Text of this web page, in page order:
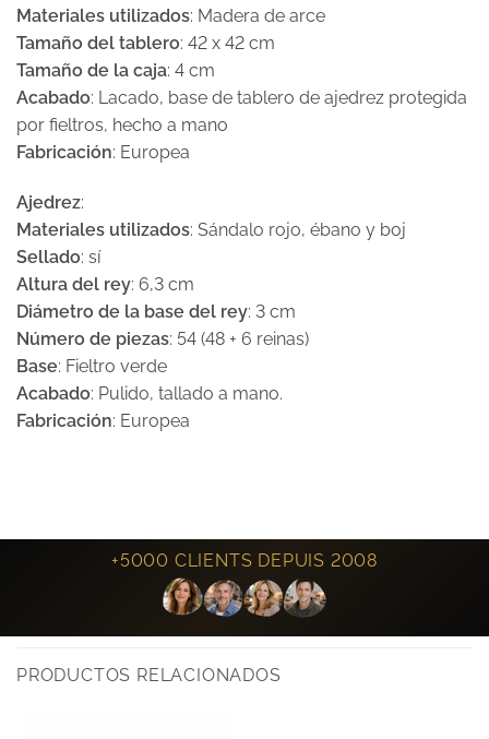
Materiales utilizados: Madera de arce
Tamaño del tablero: 42 x 42 cm
Tamaño de la caja: 4 cm
Acabado: Lacado, base de tablero de ajedrez protegida
por fieltros, hecho a mano
Fabricación: Europea
Ajedrez:
Materiales utilizados: Sándalo rojo, ébano y boj
Sellado: sí
Altura del rey: 6,3 cm
Diámetro de la base del rey: 3 cm
Número de piezas: 54 (48 + 6 reinas)
Base: Fieltro verde
Acabado: Pulido, tallado a mano.
Fabricación: Europea
+5000 CLIENTS DEPUIS 2008
PRODUCTOS RELACIONADOS